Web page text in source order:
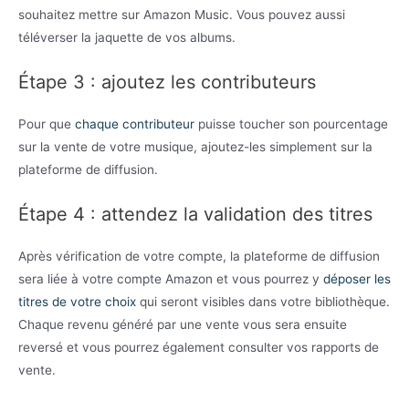
souhaitez mettre sur Amazon Music. Vous pouvez aussi
téléverser la jaquette de vos albums.
Étape 3 : ajoutez les contributeurs
Pour que chaque contributeur puisse toucher son pourcentage
sur la vente de votre musique, ajoutez-les simplement sur la
plateforme de diffusion.
Étape 4 : attendez la validation des titres
Après vérification de votre compte, la plateforme de diffusion
sera liée à votre compte Amazon et vous pourrez y déposer les
titres de votre choix qui seront visibles dans votre bibliothèque.
Chaque revenu généré par une vente vous sera ensuite
reversé et vous pourrez également consulter vos rapports de
vente.